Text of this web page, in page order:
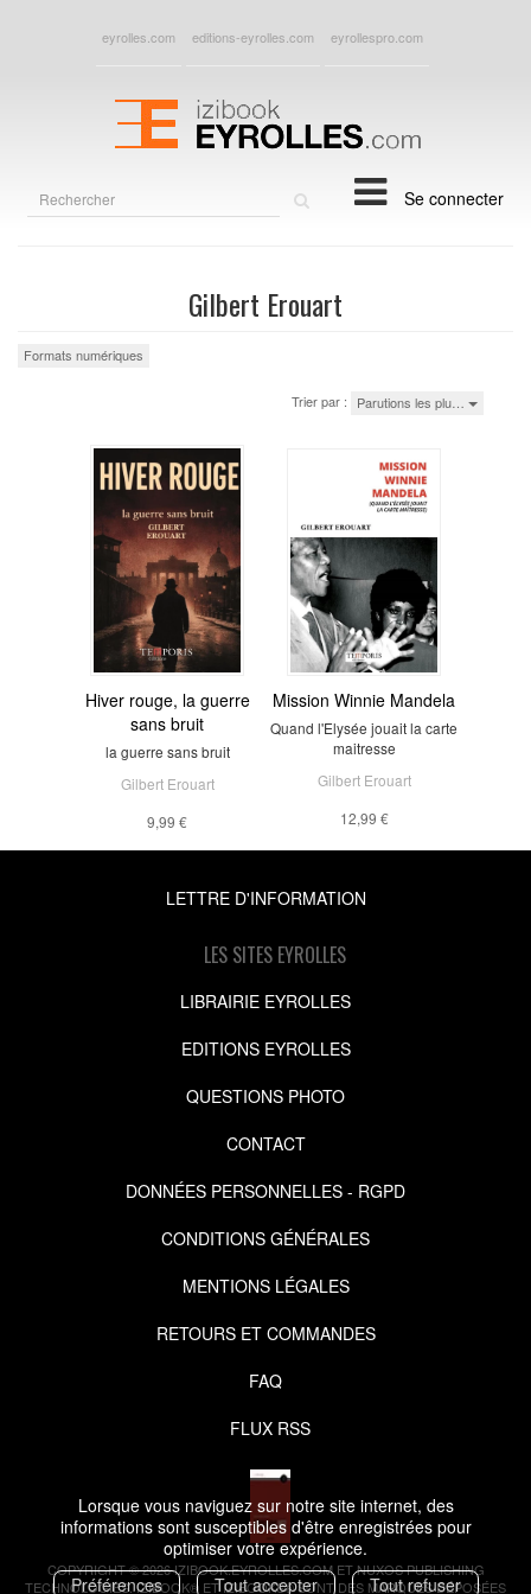
Lorsque vous naviguez sur notre site internet, des
informations sont susceptibles d'être enregistrées pour
optimiser votre expérience.
Préférences
Tout accepter Tout refuser
eyrolles.com editions-eyrolles.com eyrollespro.com
Se connecter
Gilbert Erouart
Formats numériques
Trier par : Parutions les plu…
Hiver rouge, la guerre
sans bruit
la guerre sans bruit
Gilbert Erouart
9,99 €
Mission Winnie Mandela
Quand l'Elysée jouait la carte
maitresse
Gilbert Erouart
12,99 €
LETTRE D'INFORMATION
LES SITES EYROLLES
LIBRAIRIE EYROLLES
EDITIONS EYROLLES
QUESTIONS PHOTO
CONTACT
DONNÉES PERSONNELLES - RGPD
CONDITIONS GÉNÉRALES
MENTIONS LÉGALES
RETOURS ET COMMANDES
FAQ
FLUX RSS
COPYRIGHT © 2026 IZIBOOK.EYROLLES.COM ET NUXOS PUBLISHING
TECHNOLOGIES.IZIBOOK® ETIZIBOOKS®SONT DES MARQUES DÉPOSÉES